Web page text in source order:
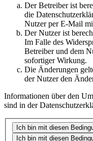
Der Betreiber ist
die
Nutzer per E-Mail
Der Nutzer ist
Im Falle des
Betreiber und dem
sofortiger Wirkung.
Die Änderungen
der Nutzer den
Informationen über den
sind in der